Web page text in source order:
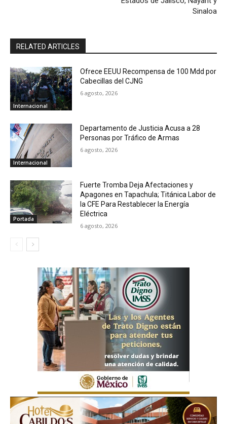
Sinaloa
RELATED ARTICLES
Internacional
Ofrece EEUU Recompensa de 100 Mdd por
Cabecillas del CJNG
6 agosto, 2026
Internacional
Departamento de Justicia Acusa a 28
Personas por Tráfico de Armas
6 agosto, 2026
Portada
Fuerte Tromba Deja Afectaciones y
Apagones en Tapachula; Titánica Labor de
la CFE Para Restablecer la Energía
Eléctrica
6 agosto, 2026